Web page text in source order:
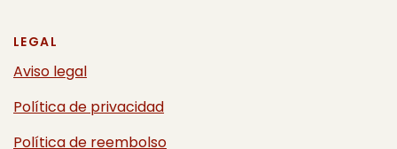
LEGAL
Aviso legal
Política de privacidad
Política de reembolso